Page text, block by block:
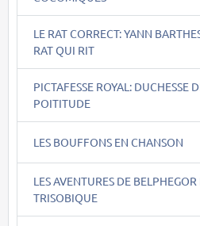
LE RAT CORRECT: YANN
RAT QUI RIT
PICTAFESSE ROYAL: DUCHESSE
POITITUDE
LES BOUFFONS EN CHANSON
LES AVENTURES DE BELPHEGOR
TRISOBIQUE